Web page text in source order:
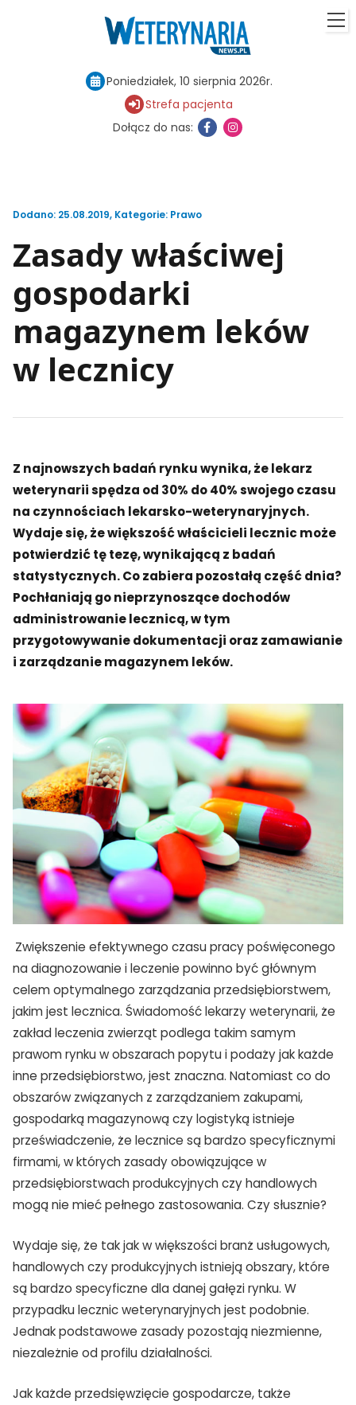
Poniedziałek, 10 sierpnia 2026r.
Strefa pacjenta
Dołącz do nas:
Dodano: 25.08.2019, Kategorie: Prawo
Zasady właściwej
gospodarki
magazynem leków
w lecznicy
Z najnowszych badań rynku wynika, że lekarz
weterynarii spędza od 30% do 40% swojego czasu
na czynnościach lekarsko-weterynaryjnych.
Wydaje się, że większość właścicieli lecznic może
potwierdzić tę tezę, wynikającą z badań
statystycznych. Co zabiera pozostałą część dnia?
Pochłaniają go nieprzynoszące dochodów
administrowanie lecznicą, w tym
przygotowywanie dokumentacji oraz zamawianie
i zarządzanie magazynem leków.
Zwiększenie efektywnego czasu pracy poświęconego
na diagnozowanie i leczenie powinno być głównym
celem optymalnego zarządzania przedsiębiorstwem,
jakim jest lecznica. Świadomość lekarzy weterynarii, że
zakład leczenia zwierząt podlega takim samym
prawom rynku w obszarach popytu i podaży jak każde
inne przedsiębiorstwo, jest znaczna. Natomiast co do
obszarów związanych z zarządzaniem zakupami,
gospodarką magazynową czy logistyką istnieje
przeświadczenie, że lecznice są bardzo specyficznymi
firmami, w których zasady obowiązujące w
przedsiębiorstwach produkcyjnych czy handlowych
mogą nie mieć pełnego zastosowania. Czy słusznie?
Wydaje się, że tak jak w większości branż usługowych,
handlowych czy produkcyjnych istnieją obszary, które
są bardzo specyficzne dla danej gałęzi rynku. W
przypadku lecznic weterynaryjnych jest podobnie.
Jednak podstawowe zasady pozostają niezmienne,
niezależnie od profilu działalności.
Jak każde przedsięwzięcie gospodarcze, także